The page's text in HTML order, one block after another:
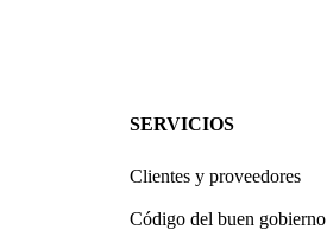
SERVICIOS
Clientes y proveedores
Código del buen gobierno